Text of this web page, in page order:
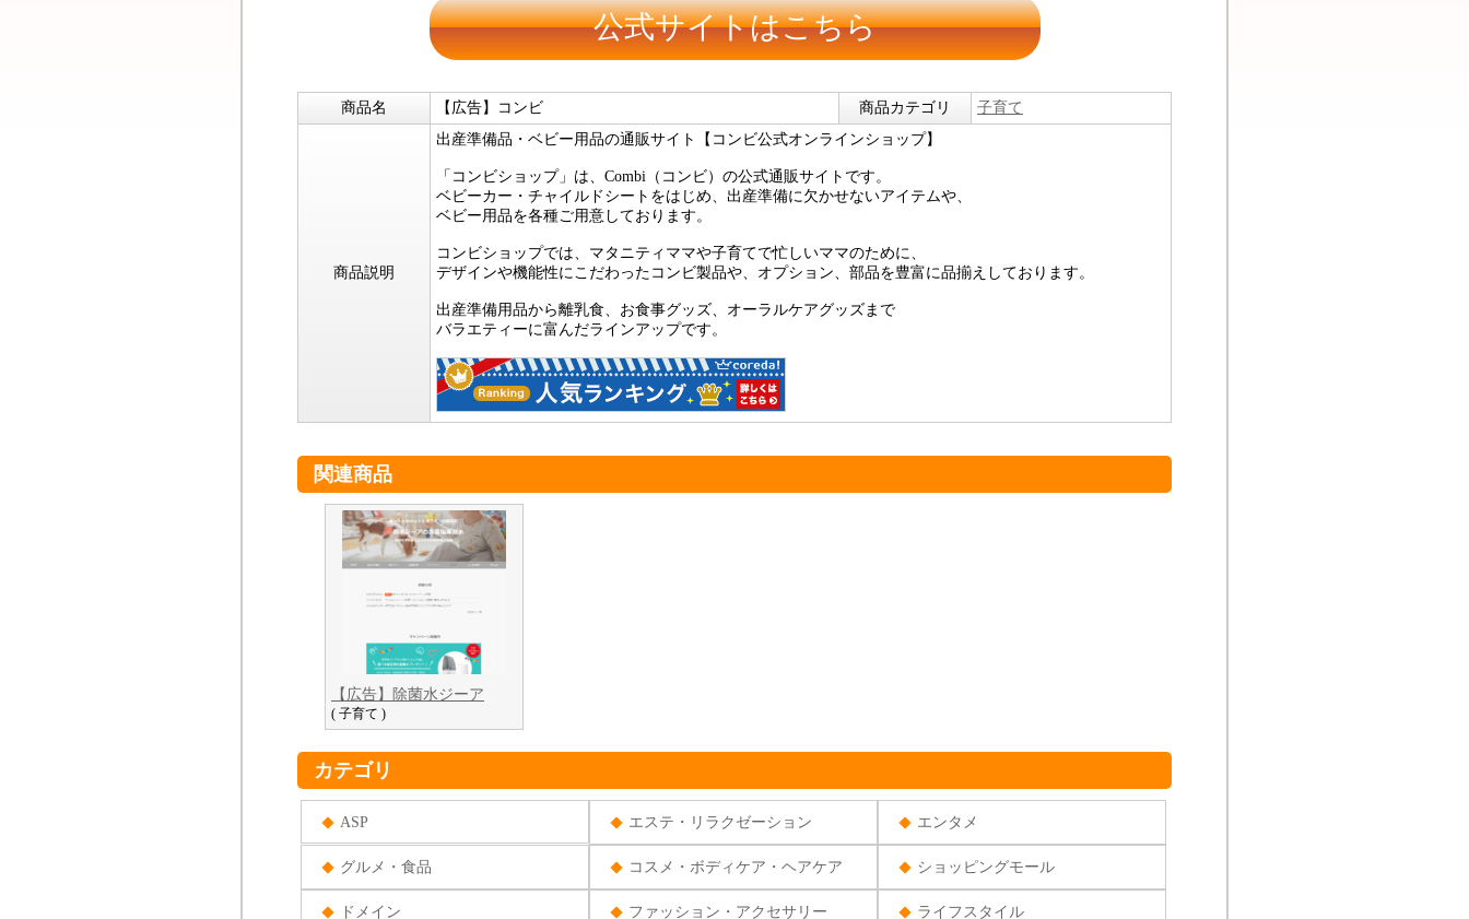
公式サイトはこちら
商品名 【広告】コンビ 商品カテゴリ 子育て
商品説明
出産準備品・ベビー用品の通販サイト【コンビ公式オンラインショップ】
「コンビショップ」は、Combi（コンビ）の公式通販サイトです。
ベビーカー・チャイルドシートをはじめ、出産準備に欠かせないアイテムや、
ベビー用品を各種ご用意しております。
コンビショップでは、マタニティママや子育てで忙しいママのために、
デザインや機能性にこだわったコンビ製品や、オプション、部品を豊富に品揃えしております。
出産準備用品から離乳食、お食事グッズ、オーラルケアグッズまで
バラエティーに富んだラインアップです。
関連商品
【広告】除菌水ジーア
( 子育て )
カテゴリ
ASP エステ・リラクゼーション エンタメ
グルメ・食品 コスメ・ボディケア・ヘアケア ショッピングモール
ドメイン ファッション・アクセサリー ライフスタイル